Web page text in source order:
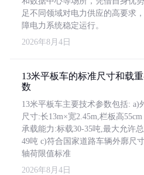
足不同领域对电力供应的高要求
障电力系统稳定运行。
2026年8月4日
13米平板车的标准尺寸和载
数
13米平板车主要技术参数包括: a)
尺寸:长13m×宽2.45m,栏板高55cm
承载能力:标载30-35吨,最大允许
49吨 c)符合国家道路车辆外廓尺
轴荷限值标准
2026年8月4日